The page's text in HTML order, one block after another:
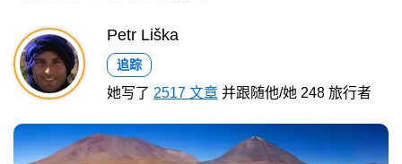
Petr Liška
追踪
她写了 2517 文章 并跟随他/她 248 旅行者